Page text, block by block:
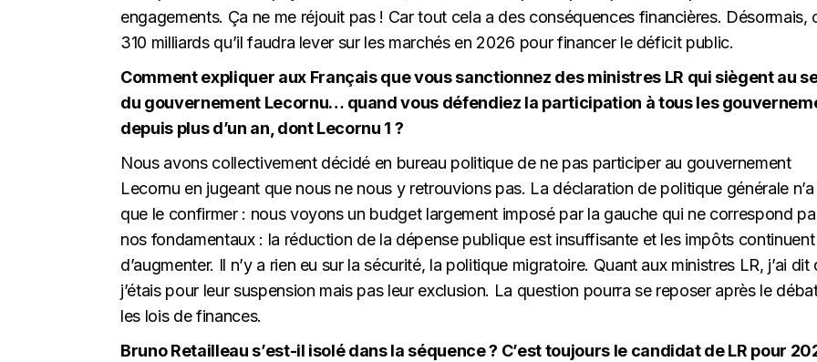
engagements. Ça ne me réjouit pas ! Car tout cela a des conséquences financières. Désormais,
310 milliards qu’il faudra lever sur les marchés en 2026 pour financer le déficit public.
Comment expliquer aux Français que vous sanctionnez des ministres LR qui siègent au
du gouvernement Lecornu… quand vous défendiez la participation à tous les
depuis plus d’un an, dont Lecornu 1 ?
Nous avons collectivement décidé en bureau politique de ne pas participer au gouvernement
Lecornu en jugeant que nous ne nous y retrouvions pas. La déclaration de politique générale
que le confirmer : nous voyons un budget largement imposé par la gauche qui ne correspond
nos fondamentaux : la réduction de la dépense publique est insuffisante et les impôts continuent
d’augmenter. Il n’y a rien eu sur la sécurité, la politique migratoire. Quant aux ministres LR, j’ai dit
j’étais pour leur suspension mais pas leur exclusion. La question pourra se reposer après le
les lois de finances.
Bruno Retailleau s’est-il isolé dans la séquence ? C’est toujours le candidat de LR pour